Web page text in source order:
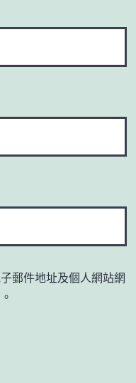
郵件地址及個人網站網